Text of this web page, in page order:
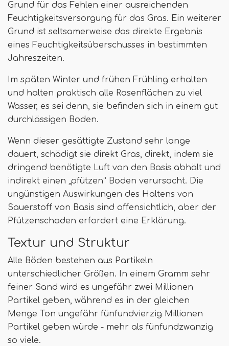
Grund für das Fehlen einer ausreichenden
Feuchtigkeitsversorgung für das Gras. Ein weiterer
Grund ist seltsamerweise das direkte Ergebnis
eines Feuchtigkeitsüberschusses in bestimmten
Jahreszeiten.
Im späten Winter und frühen Frühling erhalten
und halten praktisch alle Rasenflächen zu viel
Wasser, es sei denn, sie befinden sich in einem gut
durchlässigen Boden.
Wenn dieser gesättigte Zustand sehr lange
dauert, schädigt sie direkt Gras, direkt, indem sie
dringend benötigte Luft von den Basis abhält und
indirekt einen „pfützen“ Boden verursacht. Die
ungünstigen Auswirkungen des Haltens von
Sauerstoff von Basis sind offensichtlich, aber der
Pfützenschaden erfordert eine Erklärung.
Textur und Struktur
Alle Böden bestehen aus Partikeln
unterschiedlicher Größen. In einem Gramm sehr
feiner Sand wird es ungefähr zwei Millionen
Partikel geben, während es in der gleichen
Menge Ton ungefähr fünfundvierzig Millionen
Partikel geben würde - mehr als fünfundzwanzig
so viele.